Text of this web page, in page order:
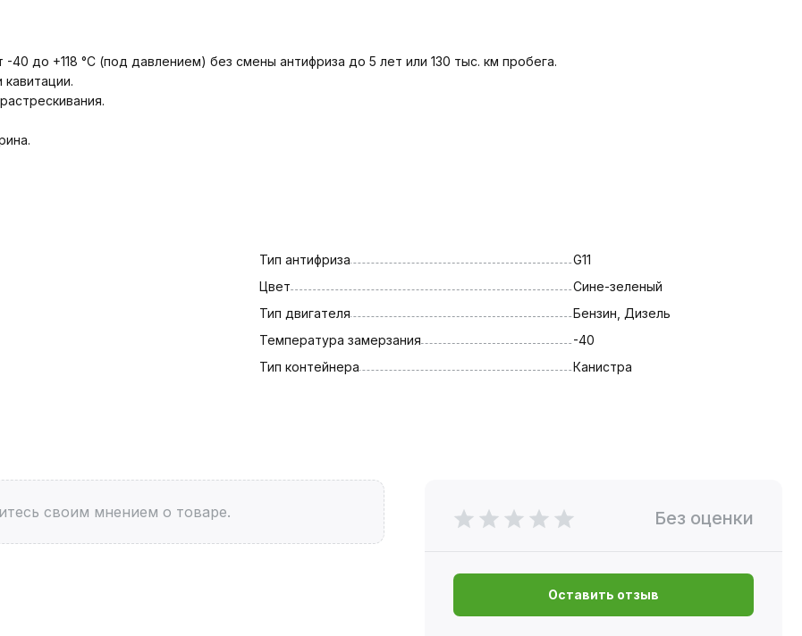
до +118 °С (под давлением) без смены антифриза до 5 лет или 130 тыс. км пробега.
Тип антифриза
G11
Цвет
Сине-зеленый
Тип двигателя
Бензин, Дизель
Температура замерзания
-40
Тип контейнера
Канистра
своим мнением о товаре. Без оценки
Оставить отзыв